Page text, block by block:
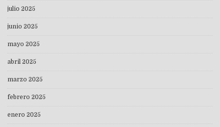
julio 2025
junio 2025
mayo 2025
abril 2025
marzo 2025
febrero 2025
enero 2025